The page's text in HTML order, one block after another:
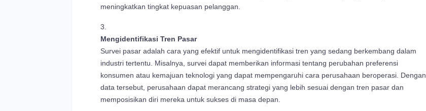
meningkatkan tingkat kepuasan pelanggan.
Mengidentifikasi Tren Pasar
Survei pasar adalah cara yang efektif untuk mengidentifikasi tren yang sedang berkembang dalam
industri tertentu. Misalnya, survei dapat memberikan informasi tentang perubahan preferensi
konsumen atau kemajuan teknologi yang dapat mempengaruhi cara perusahaan beroperasi. Dengan
data tersebut, perusahaan dapat merancang strategi yang lebih sesuai dengan tren pasar dan
memposisikan diri mereka untuk sukses di masa depan.